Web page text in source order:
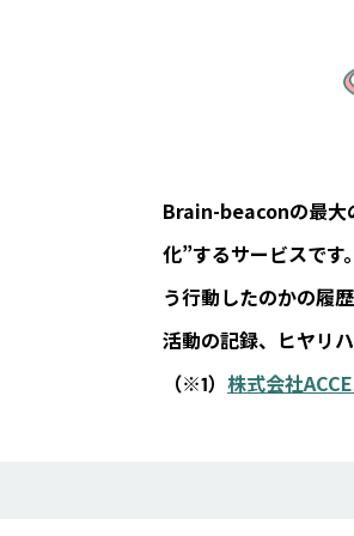
Brain-beaconの最大
化”するサービスで
う行動したのかの履
活動の記録、ヒヤリ
（※1） 株式会社